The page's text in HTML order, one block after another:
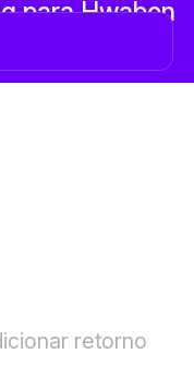
para Hwabon
retorno